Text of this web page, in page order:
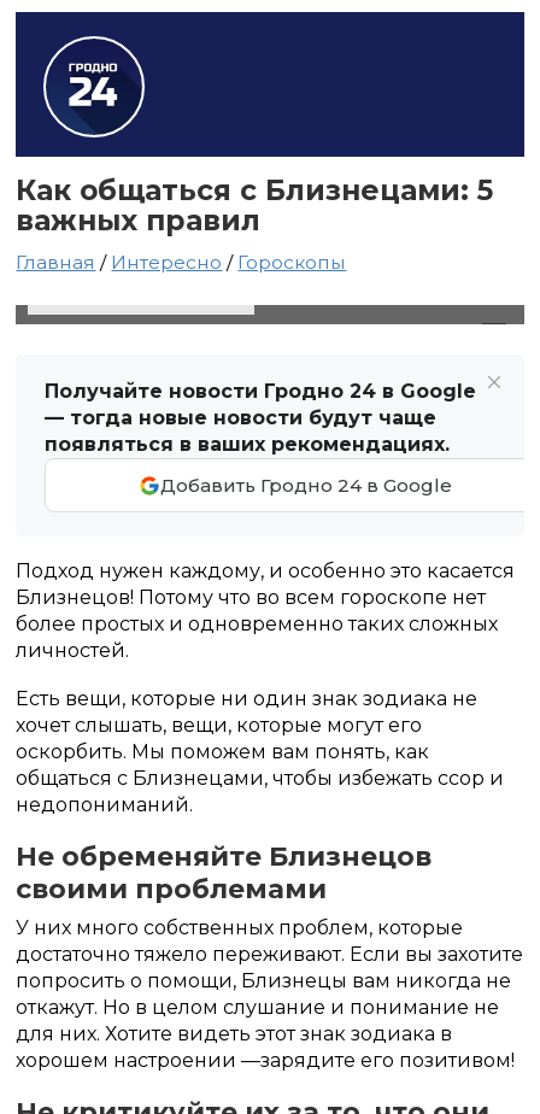
Как общаться с Близнецами: 5
важных правил
Главная / Интересно / Гороскопы
Получайте новости Гродно 24 в Google
— тогда новые новости будут чаще
появляться в ваших рекомендациях.
Добавить Гродно 24 в Google
Подход нужен каждому, и особенно это касается
Близнецов! Потому что во всем гороскопе нет
более простых и одновременно таких сложных
личностей.
Есть вещи, которые ни один знак зодиака не
хочет слышать, вещи, которые могут его
оскорбить. Мы поможем вам понять, как
общаться с Близнецами, чтобы избежать ссор и
недопониманий.
Не обременяйте Близнецов
своими проблемами
У них много собственных проблем, которые
достаточно тяжело переживают. Если вы захотите
попросить о помощи, Близнецы вам никогда не
откажут. Но в целом слушание и понимание не
для них. Хотите видеть этот знак зодиака в
хорошем настроении —зарядите его позитивом!